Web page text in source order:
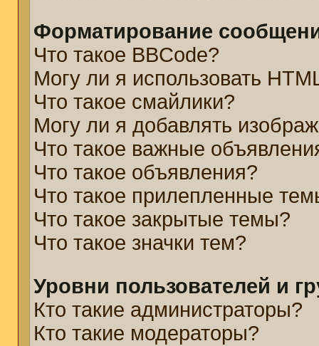
Форматирование
Что такое BBCode?
Могу ли я использовать
Что такое смайлики?
Могу ли я добавлять
Что такое важные
Что такое объявления?
Что такое прилепленные
Что такое закрытые темы?
Что такое значки тем?
Уровни пользователей и
Кто такие администраторы?
Кто такие модераторы?